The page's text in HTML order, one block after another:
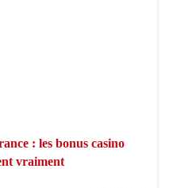
: les bonus casino
vraiment